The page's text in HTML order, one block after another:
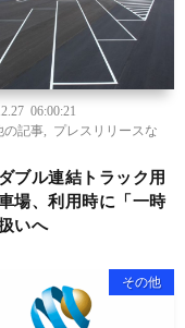
06:00:21
の記事
プレスリリースな
ブル連結トラック用
場、利用時に「一時
いへ
その他